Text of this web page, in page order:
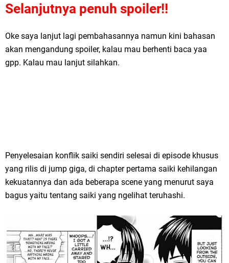
Selanjutnya penuh spoiler!!
Oke saya lanjut lagi pembahasannya namun kini bahasan
akan mengandung spoiler, kalau mau berhenti baca yaa
gpp. Kalau mau lanjut silahkan.
Penyelesaian konflik saiki sendiri selesai di episode khusus
yang rilis di jump giga, di chapter pertama saiki kehilangan
kekuatannya dan ada beberapa scene yang menurut saya
bagus yaitu tentang saiki yang ngelihat teruhashi.